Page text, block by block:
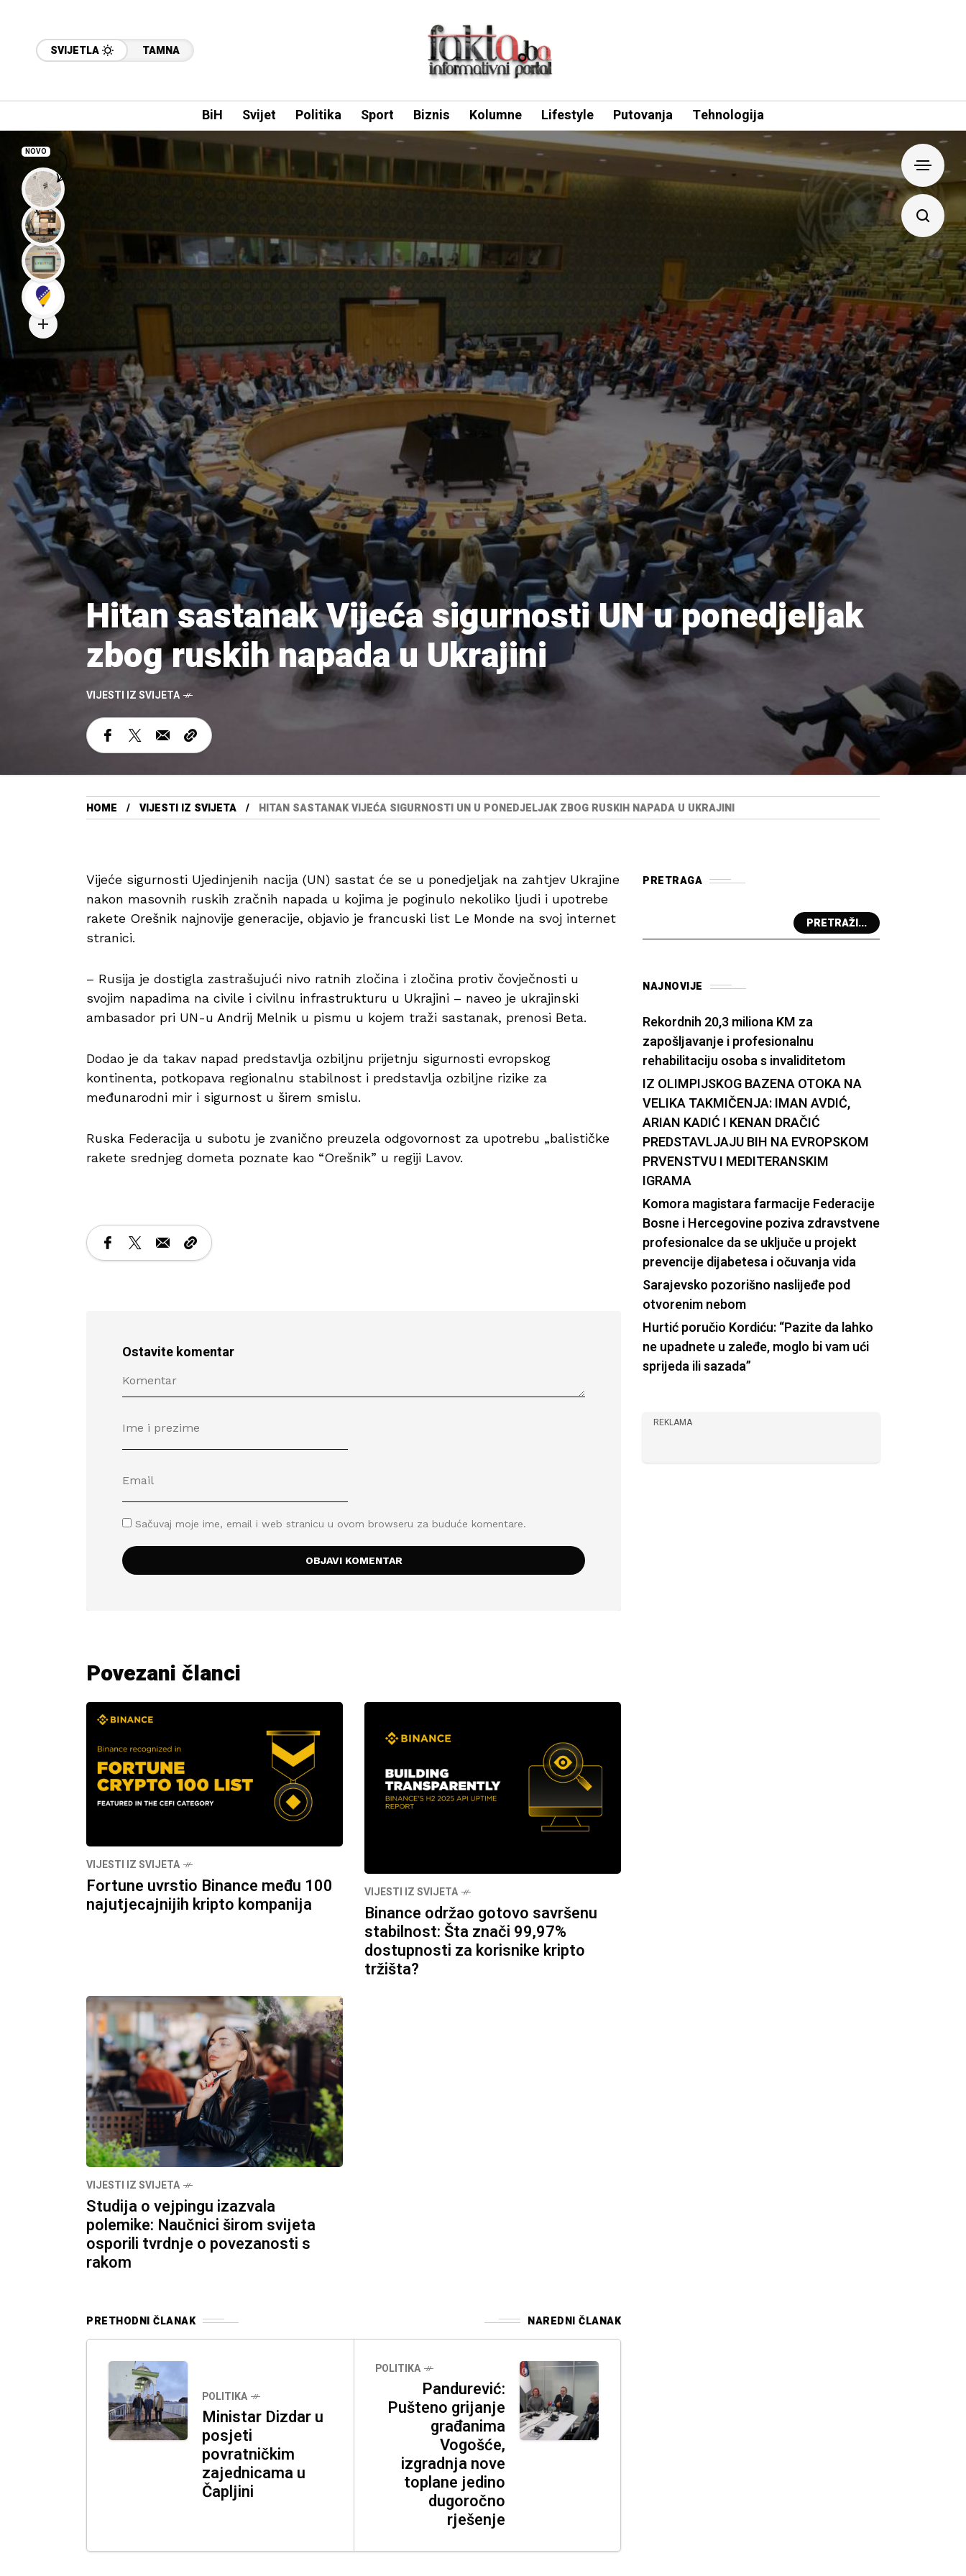
SVIJETLA TAMNA
BiH Svijet Politika Sport Biznis Kolumne Lifestyle Putovanja Tehnologija
Hitan sastanak Vijeća sigurnosti UN u ponedjeljak
zbog ruskih napada u Ukrajini
VIJESTI IZ SVIJETA
HOME VIJESTI IZ SVIJETA HITAN SASTANAK VIJEĆA SIGURNOSTI UN U PONEDJELJAK ZBOG RUSKIH NAPADA U UKRAJINI
Vijeće sigurnosti Ujedinjenih nacija (UN) sastat će se u ponedjeljak na zahtjev Ukrajine
nakon masovnih ruskih zračnih napada u kojima je poginulo nekoliko ljudi i upotrebe
rakete Orešnik najnovije generacije, objavio je francuski list Le Monde na svoj internet
stranici.
– Rusija je dostigla zastrašujući nivo ratnih zločina i zločina protiv čovječnosti u
svojim napadima na civile i civilnu infrastrukturu u Ukrajini – naveo je ukrajinski
ambasador pri UN-u Andrij Melnik u pismu u kojem traži sastanak, prenosi Beta.
Dodao je da takav napad predstavlja ozbiljnu prijetnju sigurnosti evropskog
kontinenta, potkopava regionalnu stabilnost i predstavlja ozbiljne rizike za
međunarodni mir i sigurnost u širem smislu.
Ruska Federacija u subotu je zvanično preuzela odgovornost za upotrebu „balističke
rakete srednjeg dometa poznate kao “Orešnik” u regiji Lavov.
Ostavite komentar
Sačuvaj moje ime, email i web stranicu u ovom browseru za buduće komentare.
Povezani članci
VIJESTI IZ SVIJETA
Fortune uvrstio Binance među 100
najutjecajnijih kripto kompanija
VIJESTI IZ SVIJETA
Binance održao gotovo savršenu
stabilnost: Šta znači 99,97%
dostupnosti za korisnike kripto
tržišta?
VIJESTI IZ SVIJETA
Studija o vejpingu izazvala
polemike: Naučnici širom svijeta
osporili tvrdnje o povezanosti s
rakom
PRETHODNI ČLANAK NAREDNI ČLANAK
POLITIKA
Ministar Dizdar u
posjeti
povratničkim
zajednicama u
Čapljini
POLITIKA
Pandurević:
Pušteno grijanje
građanima
Vogošće,
izgradnja nove
toplane jedino
dugoročno
rješenje
PRETRAGA
PRETRAŽI...
NAJNOVIJE
Rekordnih 20,3 miliona KM za
zapošljavanje i profesionalnu
rehabilitaciju osoba s invaliditetom
IZ OLIMPIJSKOG BAZENA OTOKA NA
VELIKA TAKMIČENJA: IMAN AVDIĆ,
ARIAN KADIĆ I KENAN DRAČIĆ
PREDSTAVLJAJU BIH NA EVROPSKOM
PRVENSTVU I MEDITERANSKIM
IGRAMA
Komora magistara farmacije Federacije
Bosne i Hercegovine poziva zdravstvene
profesionalce da se uključe u projekt
prevencije dijabetesa i očuvanja vida
Sarajevsko pozorišno naslijeđe pod
otvorenim nebom
Hurtić poručio Kordiću: “Pazite da lahko
ne upadnete u zaleđe, moglo bi vam ući
sprijeda ili sazada”
REKLAMA
NOVO